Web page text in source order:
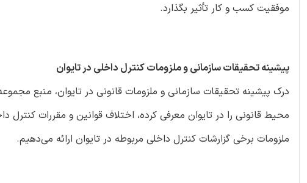
موفقیت کسب و کار تأثیر بگذارد.
پیشینه تحقیقات سازمانی و ملزومات کنترل داخلی در تایوان
درک پیشینه تحقیقات سازمانی و ملزومات قانونی در تایوان، منبع
محیط قانونی را در تایوان معرفی کرده، اختلاف قوانین و مقررات کنترل
ملزومات برخی گزارشات کنترل داخلی مربوطه در تایوان ارائه می‌دهیم.